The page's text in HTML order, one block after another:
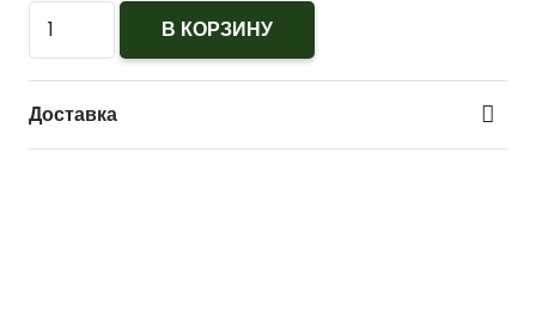
Количество
Нагрудный
знак
Помощник
дежурного
В КОРЗИНУ
Доставка